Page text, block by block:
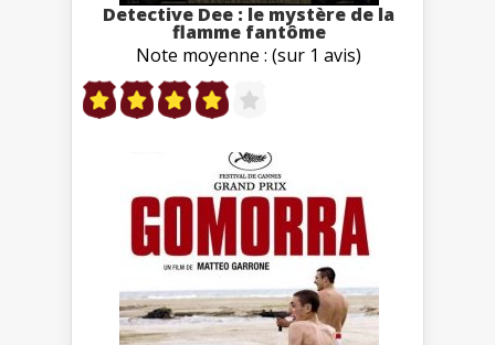
Detective Dee : le mystère de la
flamme fantôme
Note moyenne : (sur 1 avis)